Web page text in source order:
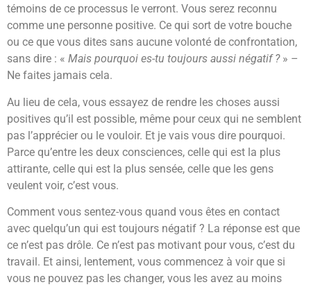
témoins de ce processus le verront. Vous serez reconnu
comme une personne positive. Ce qui sort de votre bouche
ou ce que vous dites sans aucune volonté de confrontation,
sans dire : « Mais pourquoi es-tu toujours aussi négatif ? » –
Ne faites jamais cela.
Au lieu de cela, vous essayez de rendre les choses aussi
positives qu’il est possible, même pour ceux qui ne semblent
pas l’apprécier ou le vouloir. Et je vais vous dire pourquoi.
Parce qu’entre les deux consciences, celle qui est la plus
attirante, celle qui est la plus sensée, celle que les gens
veulent voir, c’est vous.
Comment vous sentez-vous quand vous êtes en contact
avec quelqu’un qui est toujours négatif ? La réponse est que
ce n’est pas drôle. Ce n’est pas motivant pour vous, c’est du
travail. Et ainsi, lentement, vous commencez à voir que si
vous ne pouvez pas les changer, vous les avez au moins